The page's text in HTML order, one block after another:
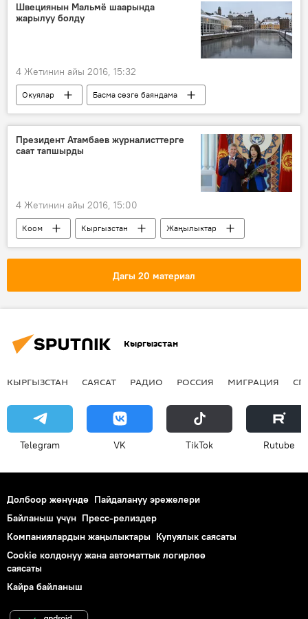
Швециянын Мальмё шаарында
жарылуу болду
4 Жетинин айы 2016, 15:32
Окуялар
Басма сөзгө баяндама
Дүйнөдө
Жаңылыктар
Швеция
жарылуу
Президент Атамбаев журналисттерге
саат тапшырды
4 Жетинин айы 2016, 15:00
Коом Кыргызстан
Жаңылыктар
Алмазбек Атамбаев
ЖМК
Дагы 20 материал
Кыргызстан
КЫРГЫЗСТАН САЯСАТ РАДИО РОССИЯ МИГРАЦИЯ
Telegram VK ТikТоk Rutube
Долбоор жөнүндө Пайдалануу эрежелери
Байланыш үчүн Пресс-релиздер
Компаниялардын жаңылыктары Купуялык саясаты
Cookie колдонуу жана автоматтык логирлөө
саясаты
Кайра байланыш